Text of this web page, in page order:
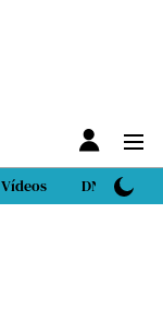
Vídeos DN Sport